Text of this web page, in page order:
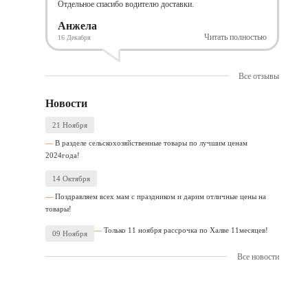
Отдельное спасибо водителю доставки.
Анжела
16 Декабря Читать полностью
Все отзывы
Новости
21 Ноября
В разделе сельскохозяйственные товары по лучшим ценам
2024года!
14 Октября
Поздравляем всех мам с праздником и дарим отличные цены на
товары!
09 Ноября Только 11 ноября рассрочка по Халве 11месяцев!
Все новости